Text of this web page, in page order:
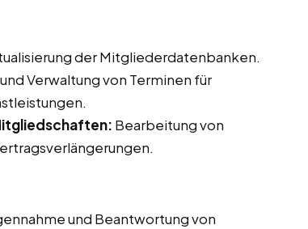
der Mitgliederdatenbanken.
Verwaltung von Terminen für
Bearbeitung von
und Beantwortung von